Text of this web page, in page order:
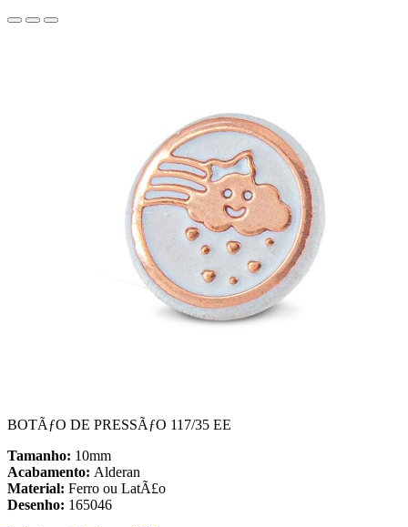
BOTÃƒO DE PRESSÃƒO 117/35 EE
Tamanho: 10mm
Acabamento: Alderan
Material: Ferro ou LatÃ£o
Desenho: 165046